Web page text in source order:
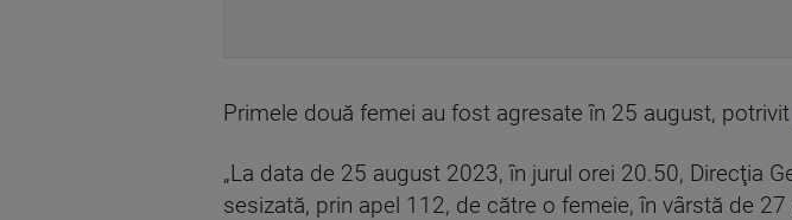
Primele două femei au fost agresate în 25 august, potrivit
„La data de 25 august 2023, în jurul orei 20.50, Direcţia
sesizată, prin apel 112, de către o femeie, în vârstă de